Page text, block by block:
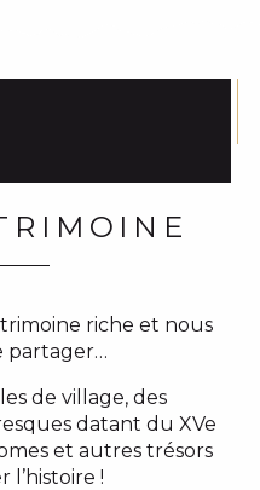
riche et nous
partager…
de village, des
datant du XVe
et autres trésors
!